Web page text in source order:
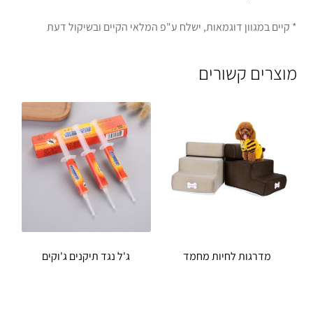
* קיים במגוון דוגמאות, ישלח ע"פ המלאי הקיים ובשיקול דעת
מוצרים קשורים
מדרגות לחיות מחמד ג'ל נגד תיקנים ג'וקים